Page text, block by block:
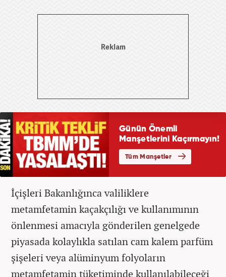
İçişleri Bakanlığınca valiliklere
metamfetamin kaçakçılığı ve kullanımının
önlenmesi amacıyla gönderilen genelgede
piyasada kolaylıkla satılan cam kalem parfüm
şişeleri veya alüminyum folyoların
metamfetamin tüketiminde kullanılabileceği